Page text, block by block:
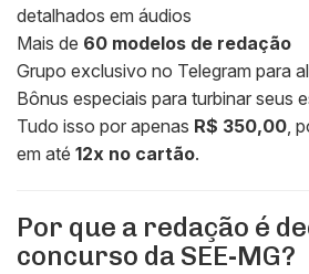
detalhados em áudios
Mais de 60 modelos de redação
Grupo exclusivo no Telegram para
Bônus especiais para turbinar seus
Tudo isso por apenas R$ 350,00 ,
em até 12x no cartão.
Por que a redação é
concurso da SEE-MG?